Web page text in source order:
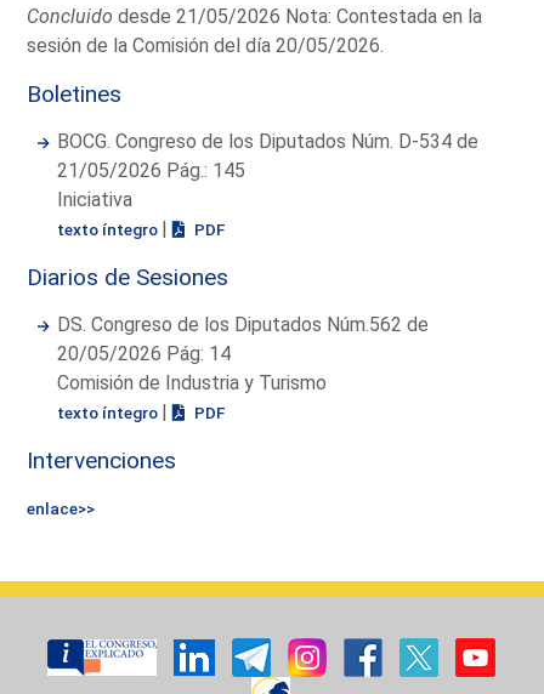
Concluido desde 21/05/2026 Nota: Contestada en la
sesión de la Comisión del día 20/05/2026.
Boletines
BOCG. Congreso de los Diputados Núm. D-534 de
21/05/2026 Pág.: 145
Iniciativa
texto íntegro | PDF
Diarios de Sesiones
DS. Congreso de los Diputados Núm.562 de
20/05/2026 Pág: 14
Comisión de Industria y Turismo
texto íntegro | PDF
Intervenciones
enlace>>